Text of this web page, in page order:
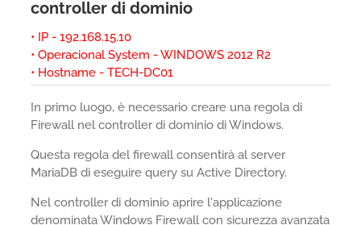
controller di dominio
• IP - 192.168.15.10
• Operacional System - WINDOWS 2012 R2
• Hostname - TECH-DC01
In primo luogo, è necessario creare una regola di
Firewall nel controller di dominio di Windows.
Questa regola del firewall consentirà al server
MariaDB di eseguire query su Active Directory.
Nel controller di dominio aprire l'applicazione
denominata Windows Firewall con sicurezza avanzata